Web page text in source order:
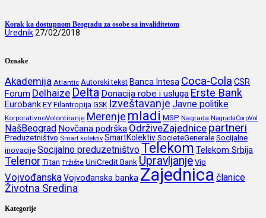
Korak ka dostupnom Beogradu za osobe sa invaliditetom
Urednik27/02/2018
Oznake
Akademija Atlantic Autorski tekst Banca Intesa Coca-Cola CSR
Forum Delhaize Delta Donacija robe i usluga Erste Bank
EurobankEY Filantropija GSK Izveštavanje Javne politike
KorporativnoVolontiranje Merenje mladi MSP Nagrada NagradaCorpVol
NašBeograd Novčana podrška OdrživeZajednice partneri
Preduzetništvo Smart kolektiv SmartKolektivSocieteGeneraleSocijalne
inovacijeSocijalno preduzetništvoTelekom Telekom Srbija
TelenorTitan Tržište UniCredit Bank Upravljanje Vip
VojvođanskaVojvođanska banka Zajednica članice
Životna Sredina
Kategorije